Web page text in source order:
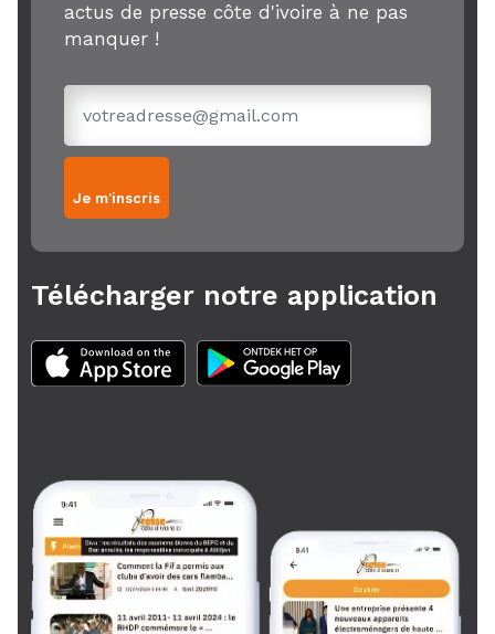
actus de presse côte d'ivoire à ne pas
manquer !
Je m'inscris
Télécharger notre application